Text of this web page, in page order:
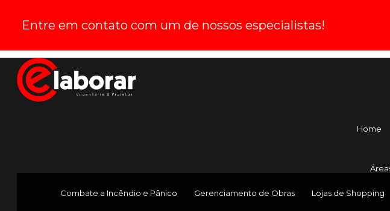
Entre em contato com um de nossos especialistas!
Home
Combate a Incêndio e Pânico Gerenciamento de Obras Lojas de Shopping